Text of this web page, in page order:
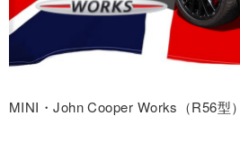
MINI・John Cooper Works（R56型